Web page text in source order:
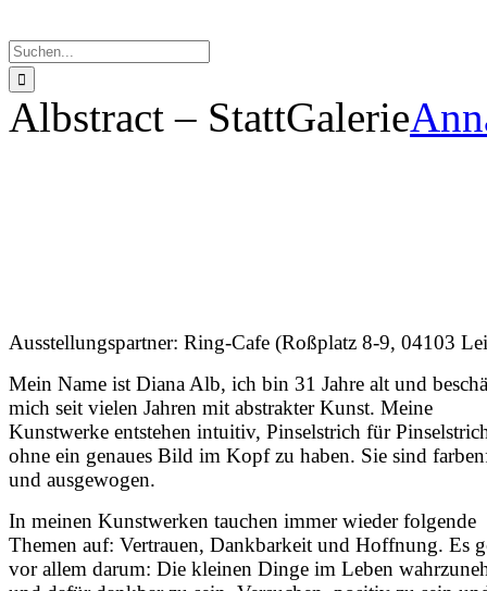
nach:
Albstract – StattGalerie
Ausstellungspartner: Ring-Cafe (Roßplatz 8-9, 04103
Mein Name ist Diana Alb, ich bin 31 Jahre alt und
mich seit vielen Jahren mit abstrakter Kunst. Meine
Kunstwerke entstehen intuitiv, Pinselstrich für
ohne ein genaues Bild im Kopf zu haben. Sie sind
und ausgewogen.
In meinen Kunstwerken tauchen immer wieder folgende
Themen auf: Vertrauen, Dankbarkeit und Hoffnung. Es
vor allem darum: Die kleinen Dinge im Leben